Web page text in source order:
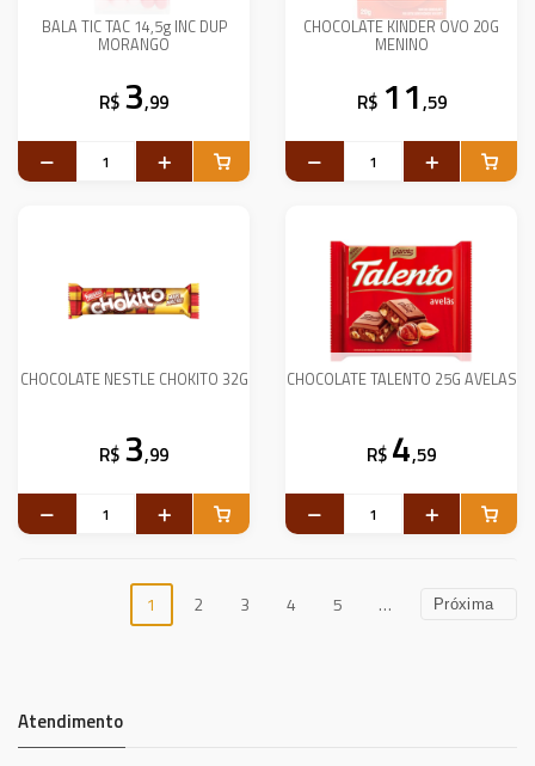
BALA TIC TAC 14,5g INC DUP
MORANGO
R$ 3,99
CHOCOLATE KINDER OVO 20G
MENINO
R$ 11,59
CHOCOLATE NESTLE CHOKITO 32G
R$ 3,99
CHOCOLATE TALENTO 25G AVELAS
R$ 4,59
1 2 3 4 5 … Próxima
Atendimento